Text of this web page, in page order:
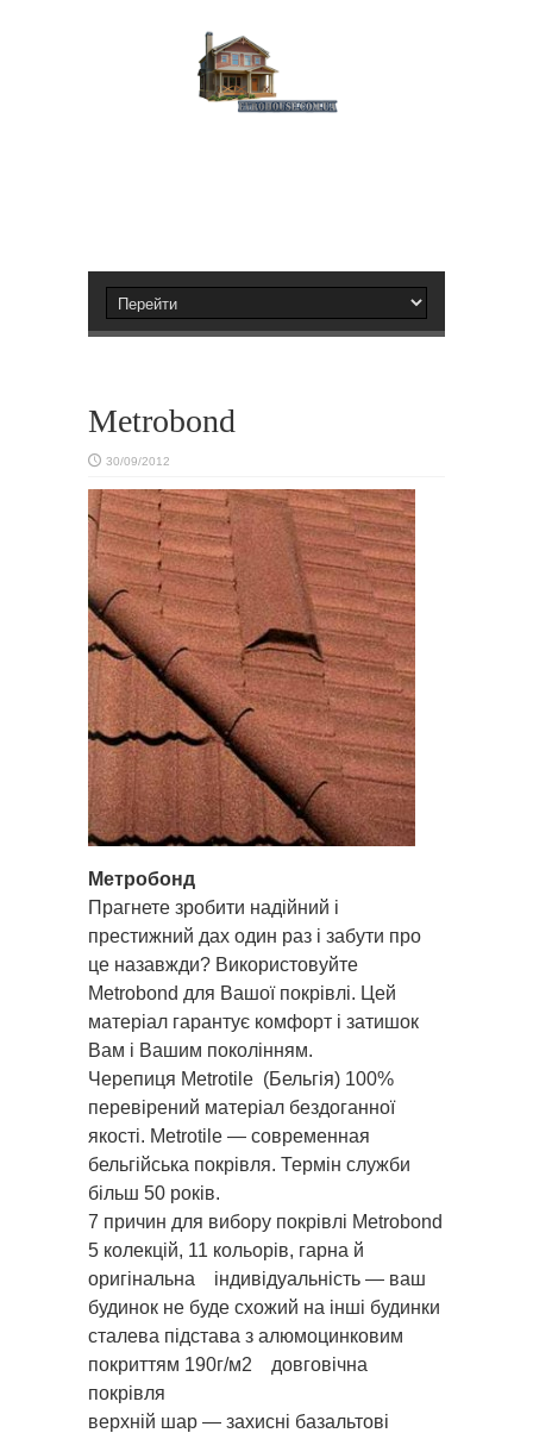
Metrobond
30/09/2012
Метробонд
Прагнете зробити надійний і
престижний дах один раз і забути про
це назавжди? Використовуйте
Metrobond для Вашої покрівлі. Цей
матеріал гарантує комфорт і затишок
Вам і Вашим поколінням.
Черепиця Metrotile (Бельгія) 100%
перевірений матеріал бездоганної
якості. Metrotile — cовременная
бельгійська покрівля. Термін служби
більш 50 років.
7 причин для вибору покрівлі Metrobond
5 колекцій, 11 кольорів, гарна й
оригінальна індивідуальність — ваш
будинок не буде схожий на інші будинки
сталева підстава з алюмоцинковим
покриттям 190г/м2 довговічна
покрівля
верхній шар — захисні базальтові